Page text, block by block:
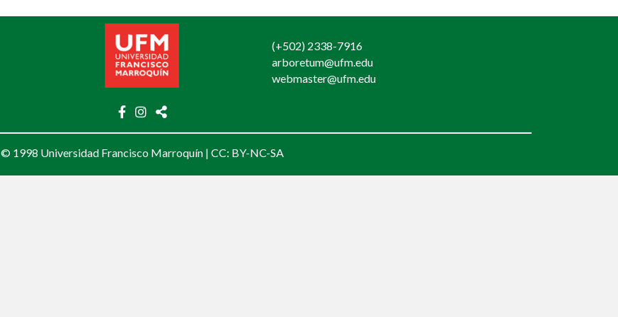
(+502) 2338-7916
arboretum@ufm.edu
webmaster@ufm.edu
© 1998 Universidad Francisco Marroquín | CC: BY-NC-SA